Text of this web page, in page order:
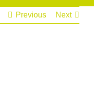
Previous Next